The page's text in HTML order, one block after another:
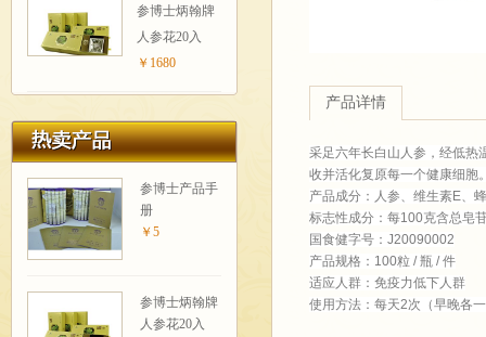
参博士炳翰牌
人参花20入
￥1680
参博士产品手
册
￥5
参博士炳翰牌
人参花20入
产品详情
采足六年长白山人参，经低热
收并活化复原每一个健康细胞
产品成分：人参、维生素E、
标志性成分：每100克含总皂
国食健字号：J20090002
产品规格：100粒 / 瓶 / 件
适应人群：免疫力低下人群
使用方法：每天2次（早晚各